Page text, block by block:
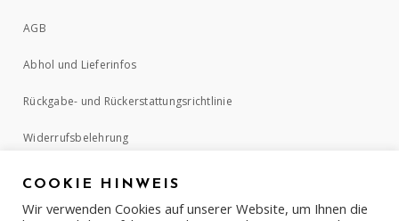
AGB
Abhol und Lieferinfos
Rückgabe- und Rückerstattungsrichtlinie
Widerrufsbelehrung
ZAHLUNGSMETHODEN
COOKIE HINWEIS
Wir verwenden Cookies auf unserer Website, um Ihnen die